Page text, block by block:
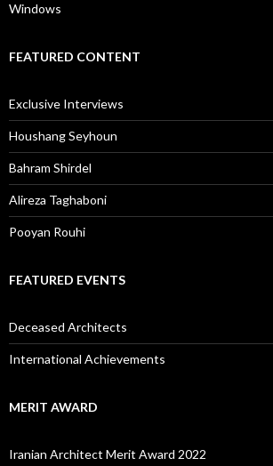
Windows
FEATURED CONTENT
Exclusive Interviews
Houshang Seyhoun
Bahram Shirdel
Alireza Taghaboni
Pooyan Rouhi
FEATURED EVENTS
Deceased Architects
International Achievements
MERIT AWARD
Iranian Architect Merit Award 2022